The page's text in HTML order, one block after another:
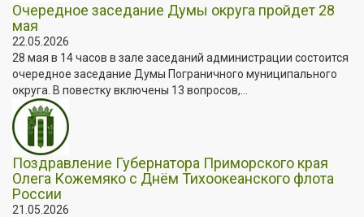
Очередное заседание Думы округа пройдет 28
мая
22.05.2026
28 мая в 14 часов в зале заседаний администрации состоится
очередное заседание Думы Пограничного муниципального
округа. В повестку включены 13 вопросов,...
Поздравление Губернатора Приморского края
Олега Кожемяко с Днём Тихоокеанского флота
России
21.05.2026